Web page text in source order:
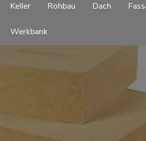
Keller Rohbau Dach
Werkbank